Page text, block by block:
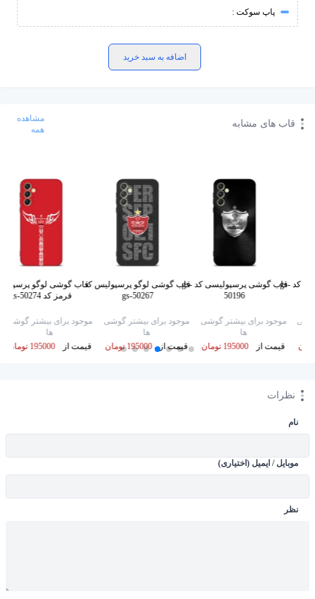
پاپ سوکت :
اضافه به سبد خرید
قاب های مشابه
مشاهده
همه
قاب گوشی پرسپولیس کد gs-
قاب گوشی پرسپولیسی کد gs-
50196
موجود برای بیشتر گوشی
ها
قیمت از
195000 تومان
قاب گوشی لوگو پرسپولیس کد
gs-50267
موجود برای بیشتر گوشی
ها
قیمت از
195000 تومان
قاب گوشی لوگو
قرمز کد gs-50274
موجود برای بیشتر گوشی
ها
قیمت از
195000 تومان
نظرات
نام
موبایل / ایمیل (اختیاری)
نظر